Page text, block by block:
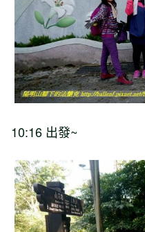
10:16 出發~